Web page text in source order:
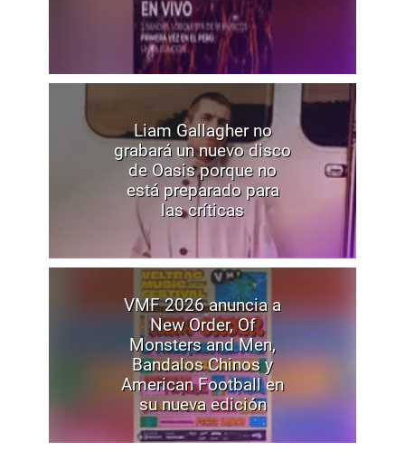
Liam Gallagher no
grabará un nuevo disco
de Oasis porque no
está preparado para
las críticas
VMF 2026 anuncia a
New Order, Of
Monsters and Men,
Bandalos Chinos y
American Football en
su nueva edición